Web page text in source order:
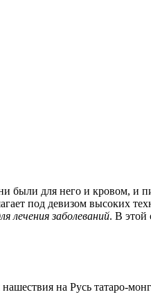
были для него и кровом,
под девизом высоких
лечения заболеваний. В этой
на Русь татаро-